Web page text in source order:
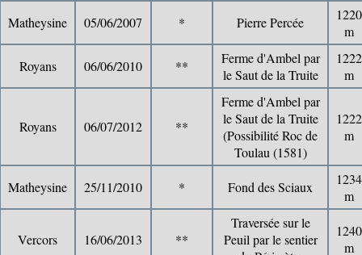
Matheysine 05/06/2007 * Pierre Percée
1220
m
Royans 06/06/2010 **
Ferme d'Ambel par
le Saut de la Truite
1222
m
Royans 06/07/2012 **
Ferme d'Ambel par
le Saut de la Truite
(Possibilité Roc de
Toulau (1581)
1222
m
Matheysine 25/11/2010 * Fond des Sciaux
1234
m
Vercors 16/06/2013 **
Traversée sur le
Peuil par le sentier
1240
m